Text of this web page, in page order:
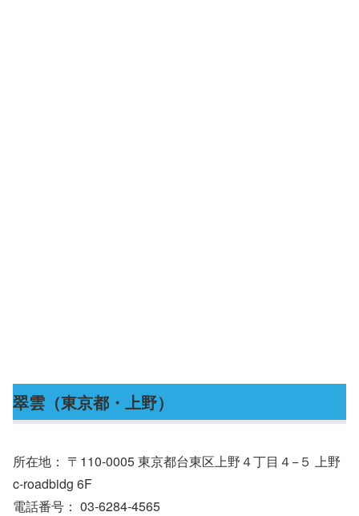
翠雲（東京都・上野）
所在地： 〒110-0005 東京都台東区上野４丁目４−５ 上野
c-roadbidg 6F
電話番号： 03-6284-4565